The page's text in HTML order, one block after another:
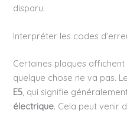
disparu.
Interpréter les codes
Certaines plaques
quelque chose ne va pas.
E5, qui signifie
électrique. Cela peut venir